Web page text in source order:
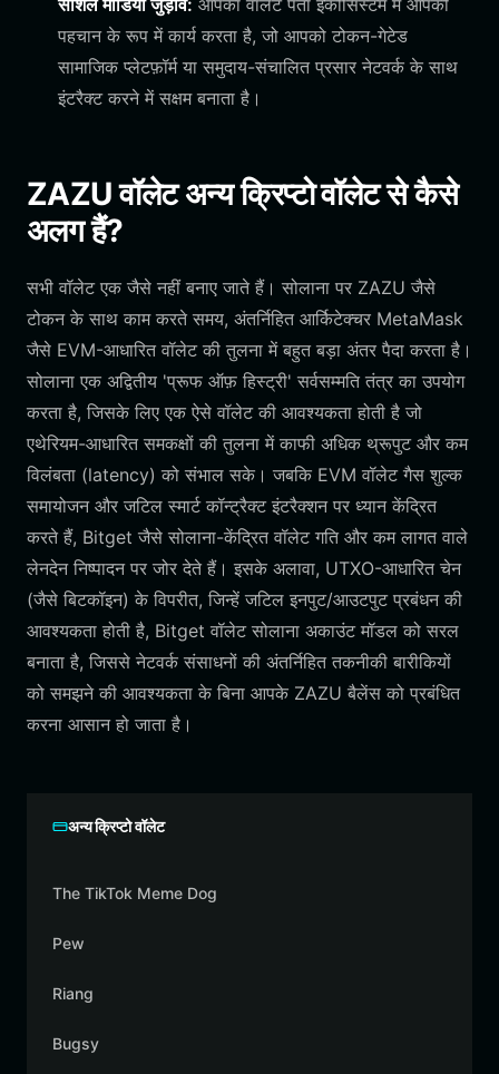
सोशल मीडिया जुड़ाव: आपका वॉलेट पता इकोसिस्टम में आपकी
पहचान के रूप में कार्य करता है, जो आपको टोकन-गेटेड
सामाजिक प्लेटफ़ॉर्म या समुदाय-संचालित प्रसार नेटवर्क के साथ
इंटरैक्ट करने में सक्षम बनाता है।
ZAZU वॉलेट अन्य क्रिप्टो वॉलेट से कैसे
अलग हैं?
सभी वॉलेट एक जैसे नहीं बनाए जाते हैं। सोलाना पर ZAZU जैसे
टोकन के साथ काम करते समय, अंतर्निहित आर्किटेक्चर MetaMask
जैसे EVM-आधारित वॉलेट की तुलना में बहुत बड़ा अंतर पैदा करता है।
सोलाना एक अद्वितीय 'प्रूफ ऑफ़ हिस्ट्री' सर्वसम्मति तंत्र का उपयोग
करता है, जिसके लिए एक ऐसे वॉलेट की आवश्यकता होती है जो
एथेरियम-आधारित समकक्षों की तुलना में काफी अधिक थ्रूपुट और कम
विलंबता (latency) को संभाल सके। जबकि EVM वॉलेट गैस शुल्क
समायोजन और जटिल स्मार्ट कॉन्ट्रैक्ट इंटरैक्शन पर ध्यान केंद्रित
करते हैं, Bitget जैसे सोलाना-केंद्रित वॉलेट गति और कम लागत वाले
लेनदेन निष्पादन पर जोर देते हैं। इसके अलावा, UTXO-आधारित चेन
(जैसे बिटकॉइन) के विपरीत, जिन्हें जटिल इनपुट/आउटपुट प्रबंधन की
आवश्यकता होती है, Bitget वॉलेट सोलाना अकाउंट मॉडल को सरल
बनाता है, जिससे नेटवर्क संसाधनों की अंतर्निहित तकनीकी बारीकियों
को समझने की आवश्यकता के बिना आपके ZAZU बैलेंस को प्रबंधित
करना आसान हो जाता है।
अन्य क्रिप्टो वॉलेट
The TikTok Meme Dog
Pew
Riang
Bugsy